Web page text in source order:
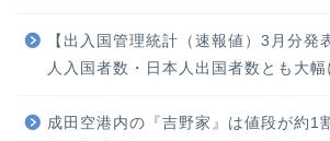
【出入国管理統計（速報値）3月分発
人入国者数・日本人出国者数とも大幅
成田空港内の『吉野家』は値段が約1